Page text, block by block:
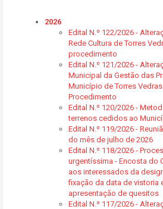
2026
Edital N.º 122/2026 -
Rede Cultura de Torres
procedimento
Edital N.º 121/2026 -
Municipal da Gestão das
Município de Torres
Procedimento
Edital N.º 120/2026 -
terrenos cedidos ao
Edital N.º 119/2026 -
do mês de julho de 2026
Edital N.º 118/2026 -
urgentíssima - Encosta do
aos interessados da
fixação da data de vistoria
apresentação de quesitos
Edital N.º 117/2026 -